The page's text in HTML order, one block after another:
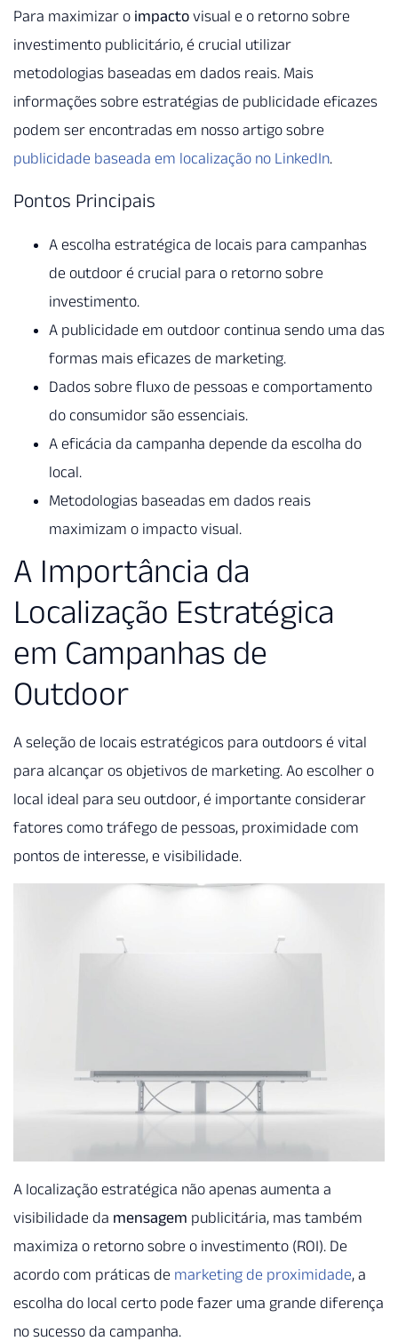
Para maximizar o impacto visual e o retorno sobre
investimento publicitário, é crucial utilizar
metodologias baseadas em dados reais. Mais
informações sobre estratégias de publicidade eficazes
podem ser encontradas em nosso artigo sobre
publicidade baseada em localização no LinkedIn.
Pontos Principais
A escolha estratégica de locais para campanhas
de outdoor é crucial para o retorno sobre
investimento.
A publicidade em outdoor continua sendo uma das
formas mais eficazes de marketing.
Dados sobre fluxo de pessoas e comportamento
do consumidor são essenciais.
A eficácia da campanha depende da escolha do
local.
Metodologias baseadas em dados reais
maximizam o impacto visual.
A Importância da
Localização Estratégica
em Campanhas de
Outdoor
A seleção de locais estratégicos para outdoors é vital
para alcançar os objetivos de marketing. Ao escolher o
local ideal para seu outdoor, é importante considerar
fatores como tráfego de pessoas, proximidade com
pontos de interesse, e visibilidade.
A localização estratégica não apenas aumenta a
visibilidade da mensagem publicitária, mas também
maximiza o retorno sobre o investimento (ROI). De
acordo com práticas de marketing de proximidade, a
escolha do local certo pode fazer uma grande diferença
no sucesso da campanha.